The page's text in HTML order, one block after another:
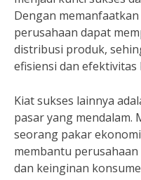
Dengan
perusahaan dapat
distribusi produk,
efisiensi dan efektivitas
Kiat sukses lainnya
pasar yang mendalam.
seorang pakar
membantu
dan keinginan